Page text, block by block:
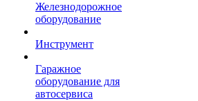
Железнодорожное
оборудование
Инструмент
Гаражное
оборудование для
автосервиса